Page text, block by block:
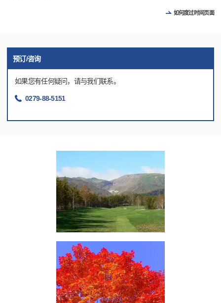
如何度过时间页面
预订/咨询
如果您有任何疑问，请与我们联系。
0279-88-5151